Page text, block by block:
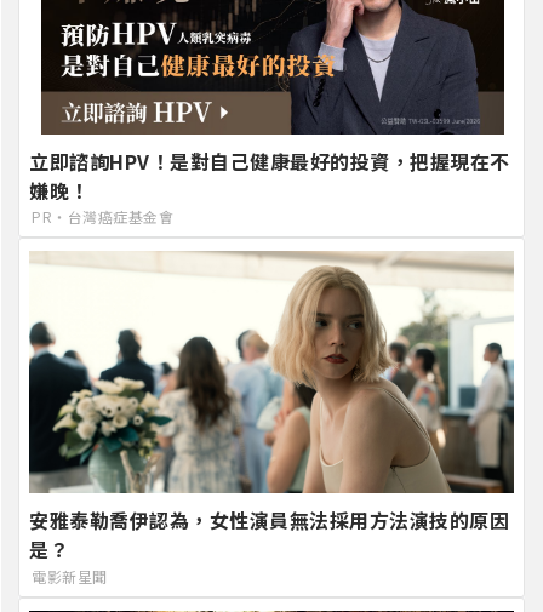
立即諮詢HPV！是對自己健康最好的投資，把握現在不
嫌晚！
PR・台灣癌症基金會
安雅泰勒喬伊認為，女性演員無法採用方法演技的原因
是？
電影新星聞